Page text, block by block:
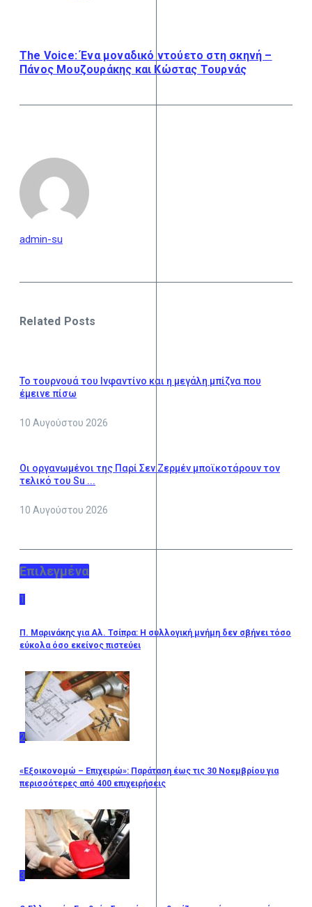
The Voice: Ένα μοναδικό ντούετο στη σκηνή –
Πάνος Μουζουράκης και Κώστας Τουρνάς
admin-su
Related Posts
Το τουρνουά του Ινφαντίνο και η μεγάλη μπίζνα που
έμεινε πίσω
10 Αυγούστου 2026
Οι οργανωμένοι της Παρί Σεν Ζερμέν μποϊκοτάρουν τον
τελικό του Su ...
10 Αυγούστου 2026
Επιλεγμένα
1
Π. Μαρινάκης για Αλ. Τσίπρα: Η συλλογική μνήμη δεν σβήνει τόσο
εύκολα όσο εκείνος πιστεύει
2
«Εξοικονομώ – Επιχειρώ»: Παράταση έως τις 30 Νοεμβρίου για
περισσότερες από 400 επιχειρήσεις
3